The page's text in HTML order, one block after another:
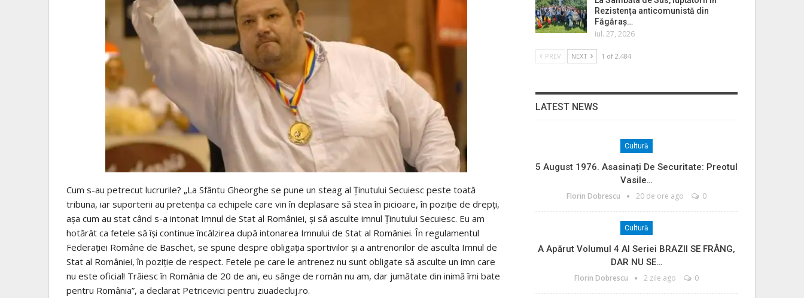
Cum s-au petrecut lucrurile? „La Sfântu Gheorghe se pune un steag al Ținutului Secuiesc peste toată
tribuna, iar suporterii au pretenția ca echipele care vin în deplasare să stea în picioare, în poziție de drepți,
așa cum au stat când s-a intonat Imnul de Stat al României, și să asculte imnul Ținutului Secuiesc. Eu am
hotărât ca fetele să își continue încălzirea după intonarea Imnului de Stat al României. În regulamentul
Federației Române de Baschet, se spune despre obligația sportivilor și a antrenorilor de asculta Imnul de
Stat al României, în poziție de respect. Fetele pe care le antrenez nu sunt obligate să asculte un imn care
nu este oficial! Trăiesc în România de 20 de ani, eu sânge de român nu am, dar jumătate din inimă îmi bate
pentru România”, a declarat Petricevici pentru ziuadecluj.ro.
Rezistența anticomunistă din
Făgăraș…
iul. 27, 2026
PREV NEXT 1 of 2.484
LATEST NEWS
Cultură
5 August 1976. Asasinați De Securitate: Preotul
Vasile…
Florin Dobrescu 20 de ore ago 0
Cultură
A Apărut Volumul 4 Al Seriei BRAZII SE FRÂNG,
DAR NU SE…
Florin Dobrescu 2 zile ago 0